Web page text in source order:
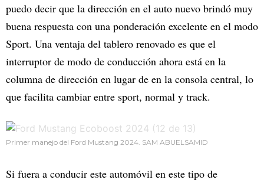
puedo decir que la dirección en el auto nuevo brindó muy
buena respuesta con una ponderación excelente en el modo
Sport. Una ventaja del tablero renovado es que el
interruptor de modo de conducción ahora está en la
columna de dirección en lugar de en la consola central, lo
que facilita cambiar entre sport, normal y track.
Primer manejo del Ford Mustang 2024. SAM ABUELSAMID
Si fuera a conducir este automóvil en este tipo de